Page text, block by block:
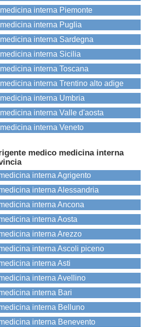
interna Piemonte
interna Puglia
interna Sardegna
interna Sicilia
interna Toscana
interna Trentino alto adige
interna Umbria
interna Valle d'aosta
interna Veneto
medico medicina interna
interna Agrigento
interna Alessandria
interna Ancona
interna Aosta
interna Arezzo
interna Ascoli piceno
interna Asti
interna Avellino
interna Bari
interna Belluno
interna Benevento